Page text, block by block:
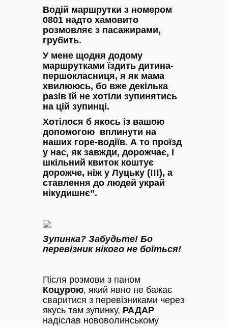
Водій маршрутки з номером
0801 надто хамовито
розмовляє з пасажирами,
грубить.
У мене щодня додому
маршрутками їздить дитина-
першокласниця, я як мама
хвилююсь, бо вже декілька
разів їй не хотіли зупинятись
на цій зупинці.
Хотілося б якось із вашою
допомогою вплинути на
наших горе-водіїв. А то проїзд
у нас, як завжди, дорожчає, і
шкільний квиток коштує
дорожче, ніж у Луцьку (!!!), а
ставлення до людей украй
нікудишнє”.
Зупинка? Забудьте! Бо
перевізник нікого не боїться!
Після розмови з паном
Коцурою, який явно не бажає
сваритися з перевізниками через
якусь там зупинку, РАДАР
надіслав нововолинському